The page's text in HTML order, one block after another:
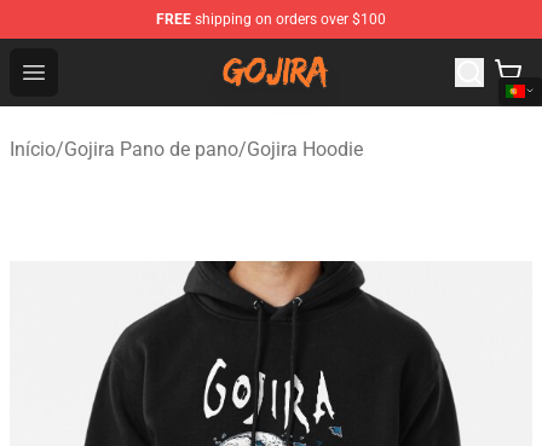
FREE shipping on orders over $100
Open menu
Gojira Shop - Official Gojira Merchandise Store
Início/Gojira Pano de pano/Gojira Hoodie